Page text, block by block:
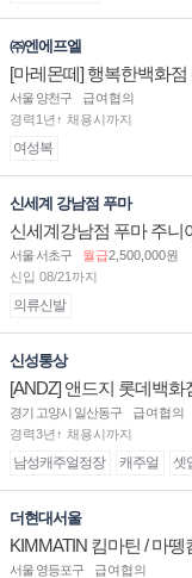
㈜엔에프엘
[마레몬떼] 행복한백화
서울 양천구
급여협의
경력1년↑ 채용시까지
여성복
신세계 강남점 푸마
신세계강남점 푸마 주니
서울 서초구 월급2,500,000원
신입 08/21까지
의류신발
신성통상
[ANDZ] 앤드지 롯데백
경기 고양시 일산동구
급여협의
경력3년↑ 채용시까지
남성캐주얼정장 캐주얼 셋
더현대서울
KIMMATIN 킴마틴 / 마
서울 영등포구
급여협의